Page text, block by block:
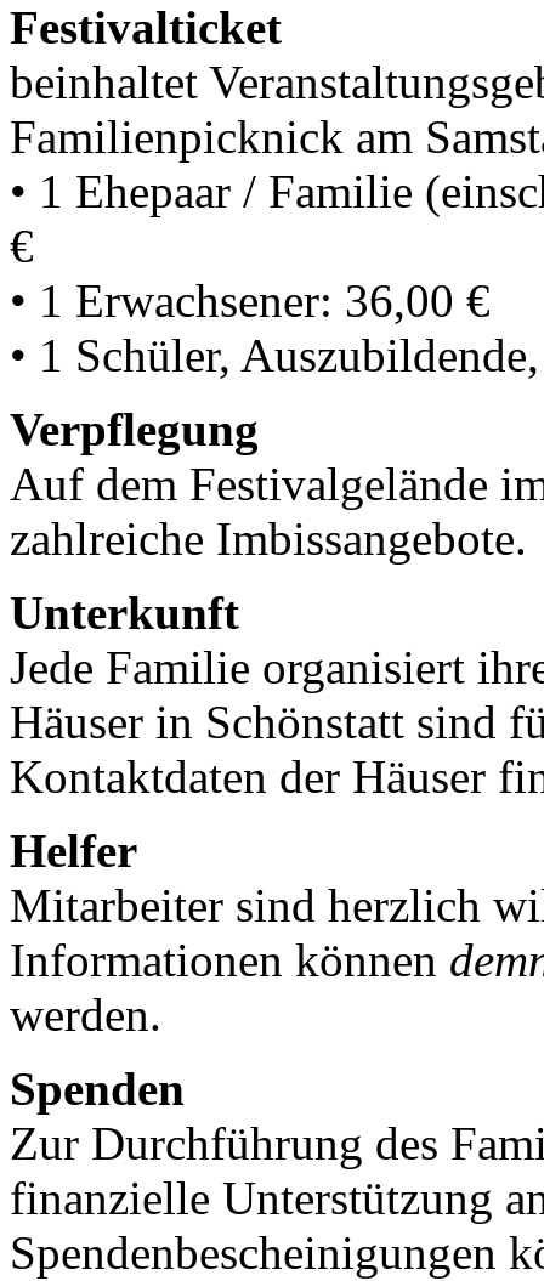
Festivalticket
beinhaltet
Familienpicknick am
• 1 Ehepaar / Familie
€
• 1 Erwachsener: 36,00 €
• 1 Schüler,
Verpflegung
Auf dem Festivalgelände
zahlreiche Imbissangebote.
Unterkunft
Jede Familie organisiert
Häuser in Schönstatt sind
Kontaktdaten der Häuser
Helfer
Mitarbeiter sind herzlich
Informationen können
werden.
Spenden
Zur Durchführung des
finanzielle Unterstützung
Spendenbescheinigungen